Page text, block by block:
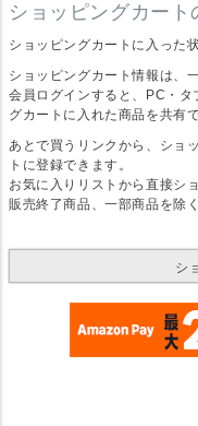
ショッピングカート
ショッピングカートに入った
ショッピングカート情報は、
会員ログインすると、PC・
グカートに入れた商品を共有
あとで買うリンクから、ショ
トに登録できます。
お気に入りリストから直接シ
販売終了商品、一部商品を除く
シ